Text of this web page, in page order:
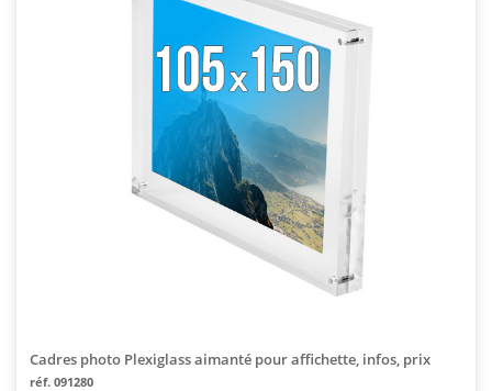
Cadres photo Plexiglass aimanté pour affichette, infos, prix
réf. 091280